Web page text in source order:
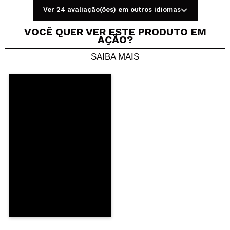
Compartilhar um vídeo ou uma foto
Seu vídeo pode ser o primeiro. Imagine isso...
Ver 24 avaliação(ões) em outros idiomas
VOCÊ QUER VER ESTE PRODUTO EM
AÇÃO?
SAIBA MAIS